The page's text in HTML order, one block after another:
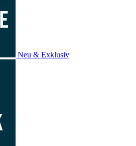
Neu & Exklusiv